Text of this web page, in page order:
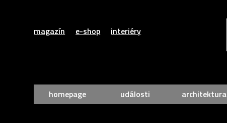
magazín e-shop interiéry
homepage události architektura